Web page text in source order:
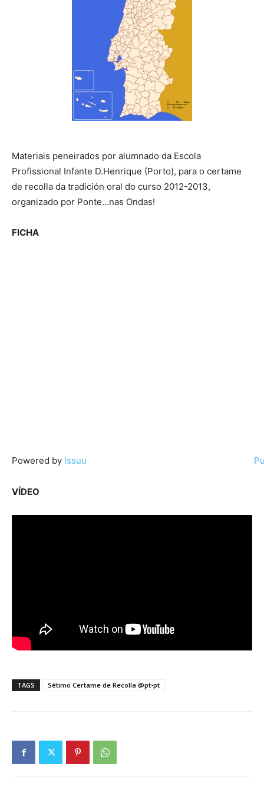
Materiais peneirados por alumnado da Escola
Profissional Infante D.Henrique (Porto), para o certame
de recolla da tradición oral do curso 2012-2013,
organizado por Ponte…nas Ondas!
FICHA
Powered by Issuu
VÍDEO
TAGS Sétimo Certame de Recolla @pt-pt